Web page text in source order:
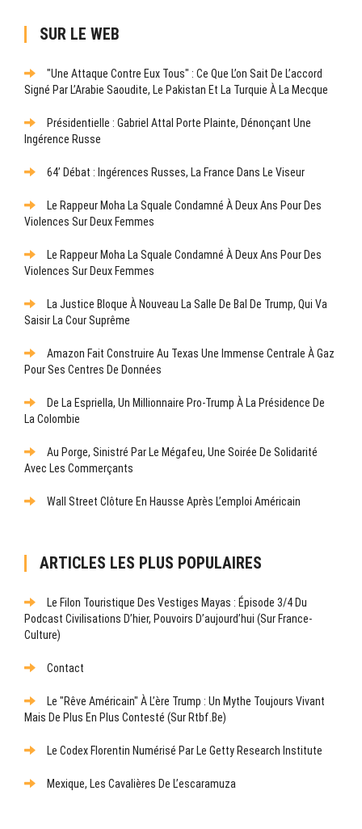
SUR LE WEB
"Une Attaque Contre Eux Tous" : Ce Que L’on Sait De L’accord
Signé Par L’Arabie Saoudite, Le Pakistan Et La Turquie À La Mecque
Présidentielle : Gabriel Attal Porte Plainte, Dénonçant Une
Ingérence Russe
64’ Débat : Ingérences Russes, La France Dans Le Viseur
Le Rappeur Moha La Squale Condamné À Deux Ans Pour Des
Violences Sur Deux Femmes
Le Rappeur Moha La Squale Condamné À Deux Ans Pour Des
Violences Sur Deux Femmes
La Justice Bloque À Nouveau La Salle De Bal De Trump, Qui Va
Saisir La Cour Suprême
Amazon Fait Construire Au Texas Une Immense Centrale À Gaz
Pour Ses Centres De Données
De La Espriella, Un Millionnaire Pro-Trump À La Présidence De
La Colombie
Au Porge, Sinistré Par Le Mégafeu, Une Soirée De Solidarité
Avec Les Commerçants
Wall Street Clôture En Hausse Après L’emploi Américain
ARTICLES LES PLUS POPULAIRES
Le Filon Touristique Des Vestiges Mayas : Épisode 3/4 Du
Podcast Civilisations D’hier, Pouvoirs D’aujourd’hui (sur France-
Culture)
Contact
Le "rêve Américain" À L’ère Trump : Un Mythe Toujours Vivant
Mais De Plus En Plus Contesté (sur Rtbf.be)
Le Codex Florentin Numérisé Par Le Getty Research Institute
Mexique, Les Cavalières De L’escaramuza